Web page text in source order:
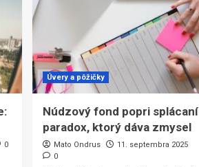
0
Úvery a pôžičky
Núdzový fond popri
paradox, ktorý dáva zmysel
Mato Ondrus
11. septembra 2025
0